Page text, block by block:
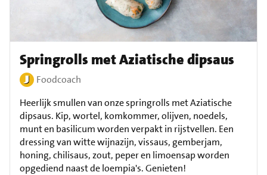
Springrolls met Aziatische dipsaus
Foodcoach
Heerlijk smullen van onze springrolls met Aziatische
dipsaus. Kip, wortel, komkommer, olijven, noedels,
munt en basilicum worden verpakt in rijstvellen. Een
dressing van witte wijnazijn, vissaus, gemberjam,
honing, chilisaus, zout, peper en limoensap worden
opgediend naast de loempia's. Genieten!